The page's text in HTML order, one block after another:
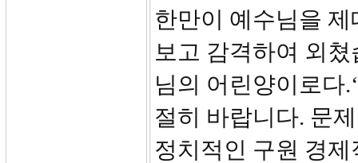
한만이 예수님을
보고 감격하여 외
님의 어린양이로다
절히 바랍니다. 문
정치적인 구원 경